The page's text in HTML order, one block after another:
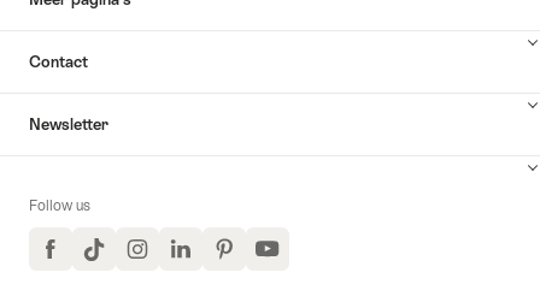
Contact
Newsletter
Follow us
FacebookTikTokInstagramLinkedInPinterestYouTube